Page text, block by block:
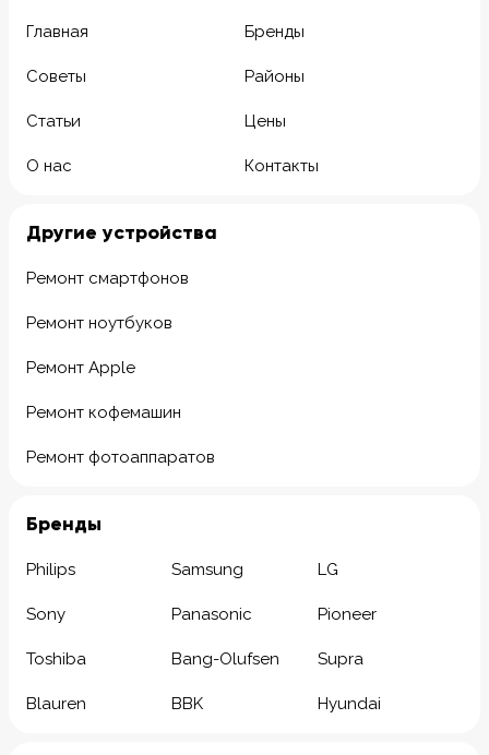
Главная Бренды
Советы Районы
Статьи Цены
О нас Контакты
Другие устройства
Ремонт смартфонов
Ремонт ноутбуков
Ремонт Apple
Ремонт кофемашин
Ремонт фотоаппаратов
Бренды
Philips Samsung LG
Sony Panasonic Pioneer
Toshiba Bang-Olufsen Supra
Blauren BBK Hyundai